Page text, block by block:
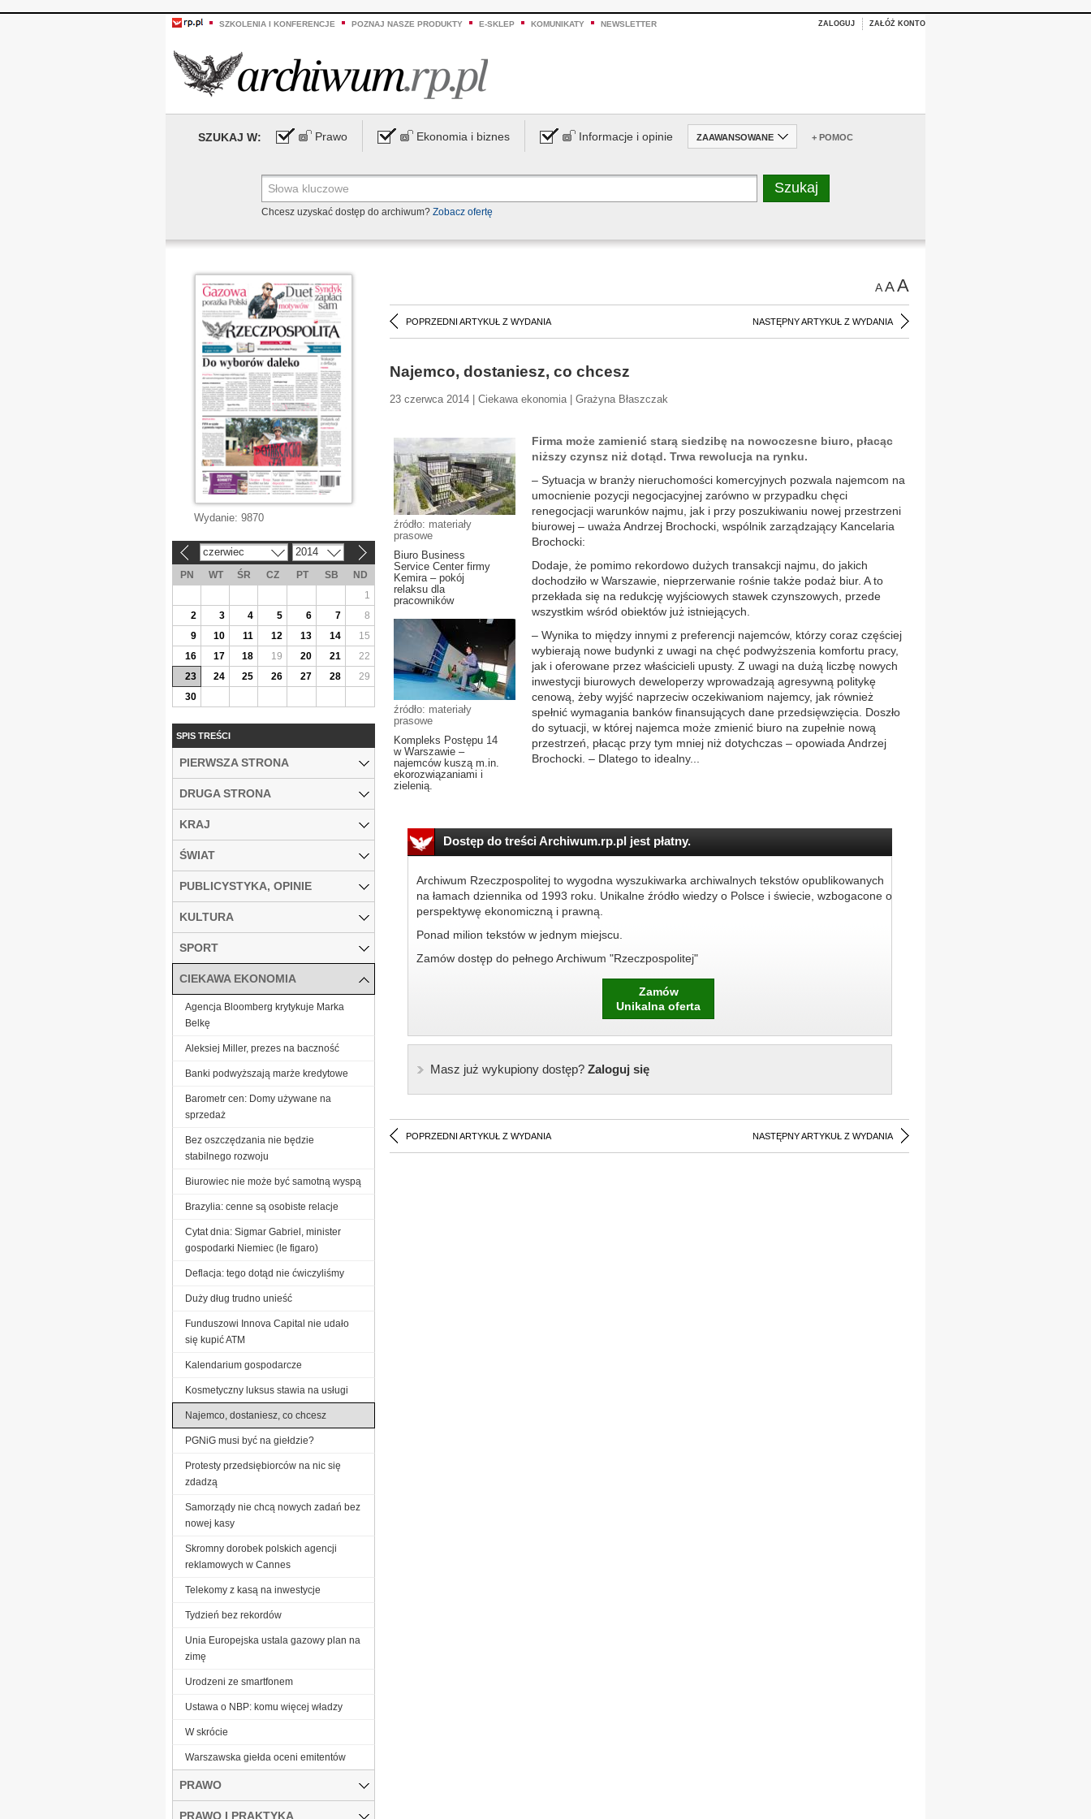
SZKOLENIA I KONFERENCJE POZNAJ NASZE PRODUKTY E-SKLEP KOMUNIKATY NEWSLETTER ZALOGUJ ZAŁÓŻ KONTO
SZUKAJ W: Prawo Ekonomia i biznes Informacje i opinie ZAAWANSOWANE + POMOC
Chcesz uzyskać dostęp do archiwum? Zobacz ofertę
AAA
POPRZEDNI ARTYKUŁ Z WYDANIA NASTĘPNY ARTYKUŁ Z WYDANIA
Najemco, dostaniesz, co chcesz
23 czerwca 2014 | Ciekawa ekonomia | Grażyna Błaszczak
źródło: materiały
prasowe
Biuro Business
Service Center firmy
Kemira – pokój
relaksu dla
pracowników
źródło: materiały
prasowe
Kompleks Postępu 14
w Warszawie –
najemców kuszą m.in.
ekorozwiązaniami i
zielenią.
Firma może zamienić starą siedzibę na nowoczesne biuro, płacąc
niższy czynsz niż dotąd. Trwa rewolucja na rynku.
– Sytuacja w branży nieruchomości komercyjnych pozwala najemcom na
umocnienie pozycji negocjacyjnej zarówno w przypadku chęci
renegocjacji warunków najmu, jak i przy poszukiwaniu nowej przestrzeni
biurowej – uważa Andrzej Brochocki, wspólnik zarządzający Kancelaria
Brochocki:
Dodaje, że pomimo rekordowo dużych transakcji najmu, do jakich
dochodziło w Warszawie, nieprzerwanie rośnie także podaż biur. A to
przekłada się na redukcję wyjściowych stawek czynszowych, przede
wszystkim wśród obiektów już istniejących.
– Wynika to między innymi z preferencji najemców, którzy coraz częściej
wybierają nowe budynki z uwagi na chęć podwyższenia komfortu pracy,
jak i oferowane przez właścicieli upusty. Z uwagi na dużą liczbę nowych
inwestycji biurowych deweloperzy wprowadzają agresywną politykę
cenową, żeby wyjść naprzeciw oczekiwaniom najemcy, jak również
spełnić wymagania banków finansujących dane przedsięwzięcia. Doszło
do sytuacji, w której najemca może zmienić biuro na zupełnie nową
przestrzeń, płacąc przy tym mniej niż dotychczas – opowiada Andrzej
Brochocki. – Dlatego to idealny...
Dostęp do treści Archiwum.rp.pl jest płatny.
Archiwum Rzeczpospolitej to wygodna wyszukiwarka archiwalnych tekstów opublikowanych
na łamach dziennika od 1993 roku. Unikalne źródło wiedzy o Polsce i świecie, wzbogacone o
perspektywę ekonomiczną i prawną.
Ponad milion tekstów w jednym miejscu.
Zamów dostęp do pełnego Archiwum "Rzeczpospolitej"
Zamów
Unikalna oferta
Masz już wykupiony dostęp?Zaloguj się
POPRZEDNI ARTYKUŁ Z WYDANIA NASTĘPNY ARTYKUŁ Z WYDANIA
Wydanie: 9870
czerwiec 2014
PN WT ŚR CZ PT SB
ND
1
2
3 4 5 6 7
8
9
10 11 12 13 14
15
16
17 18 19 20 21
22
23
24 25 26 27 28
29
30
SPIS TREŚCI
PIERWSZA STRONA
DRUGA STRONA
KRAJ
ŚWIAT
PUBLICYSTYKA, OPINIE
KULTURA
SPORT
CIEKAWA EKONOMIA
Agencja Bloomberg krytykuje Marka
Belkę
Aleksiej Miller, prezes na baczność
Banki podwyższają marże kredytowe
Barometr cen: Domy używane na
sprzedaż
Bez oszczędzania nie będzie
stabilnego rozwoju
Biurowiec nie może być samotną wyspą
Brazylia: cenne są osobiste relacje
Cytat dnia: Sigmar Gabriel, minister
gospodarki Niemiec (le figaro)
Deflacja: tego dotąd nie ćwiczyliśmy
Duży dług trudno unieść
Funduszowi Innova Capital nie udało
się kupić ATM
Kalendarium gospodarcze
Kosmetyczny luksus stawia na usługi
Najemco, dostaniesz, co chcesz
PGNiG musi być na giełdzie?
Protesty przedsiębiorców na nic się
zdadzą
Samorządy nie chcą nowych zadań bez
nowej kasy
Skromny dorobek polskich agencji
reklamowych w Cannes
Telekomy z kasą na inwestycje
Tydzień bez rekordów
Unia Europejska ustala gazowy plan na
zimę
Urodzeni ze smartfonem
Ustawa o NBP: komu więcej władzy
W skrócie
Warszawska giełda oceni emitentów
PRAWO
PRAWO I PRAKTYKA